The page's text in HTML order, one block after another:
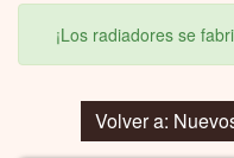
¡Los radiadores se
Volver a: